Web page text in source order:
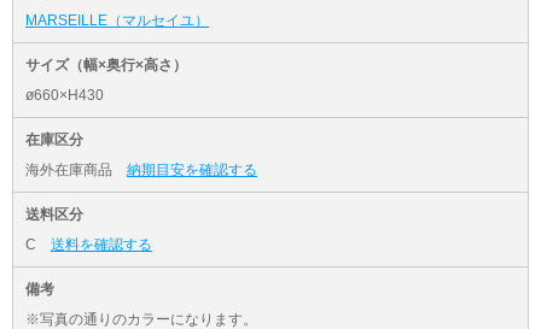
MARSEILLE（マルセイユ）
サイズ（幅×奥行×高さ）
ø660×H430
在庫区分
海外在庫商品 納期目安を確認する
送料区分
C 送料を確認する
備考
※写真の通りのカラーになります。